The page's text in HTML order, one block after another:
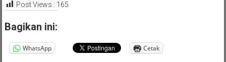
Post Views : 165
Bagikan ini:
WhatsApp Cetak